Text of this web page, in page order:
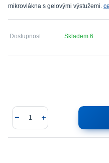
mikrovlákna s gelovými výstužemi.
Dostupnost Skladem 6